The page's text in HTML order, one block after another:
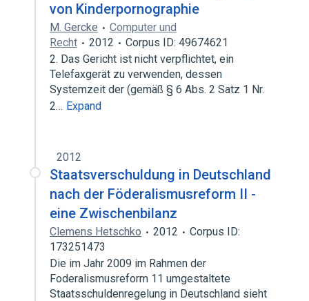
von Kinderpornographie
M. Gercke
Computer und
Recht
2012
Corpus ID: 49674621
2. Das Gericht ist nicht verpflichtet, ein
Telefaxgerät zu verwenden, dessen
Systemzeit der (gemäß § 6 Abs. 2 Satz 1 Nr.
2… Expand
2012
Staatsverschuldung in Deutschland
nach der Föderalismusreform II -
eine Zwischenbilanz
Clemens Hetschko 2012
Corpus ID:
173251473
Die im Jahr 2009 im Rahmen der
Foderalismusreform 11 umgestaltete
Staatsschuldenregelung in Deutschland sieht